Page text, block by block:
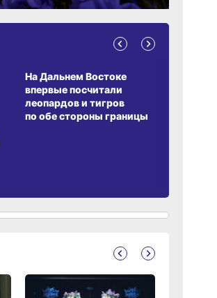
На Дальнем Востоке
впервые посчитали
леопардов и тигров
по обе стороны границы